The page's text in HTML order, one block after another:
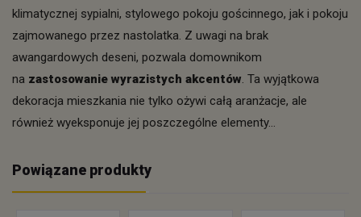
klimatycznej sypialni, stylowego pokoju gościnnego, jak i pokoju
zajmowanego przez nastolatka. Z uwagi na brak
awangardowych deseni, pozwala domownikom
na zastosowanie wyrazistych akcentów. Ta wyjątkowa
dekoracja mieszkania nie tylko ożywi całą aranżacje, ale
również wyeksponuje jej poszczególne elementy...
Powiązane produkty